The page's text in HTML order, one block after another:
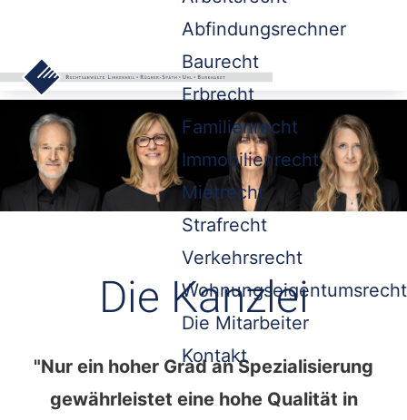
Abfindungsrechner
Baurecht
Erbrecht
Familienrecht
Immobilienrecht
Mietrecht
Strafrecht
Verkehrsrecht
Wohnungseigentumsrecht
Die Mitarbeiter
Kontakt
Die Kanzlei
"Nur ein hoher Grad an Spezialisierung
gewährleistet eine hohe Qualität in